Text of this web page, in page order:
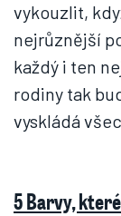
vykouzlit,
nejrůznější
každý i ten
rodiny tak
vyskládá
5 Barvy,